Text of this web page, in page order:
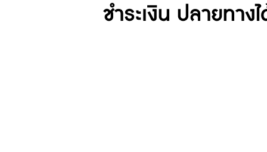
ชำระเงิน ปลายทางได้